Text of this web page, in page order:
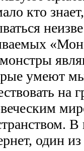
кто
умеют
на
В
один